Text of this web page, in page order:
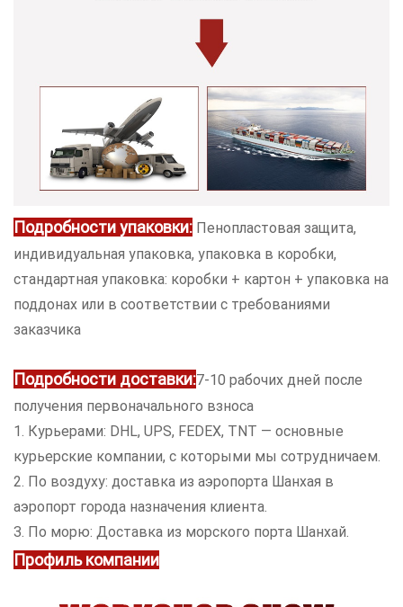
Подробности упаковки: Пенопластовая защита,
индивидуальная упаковка, упаковка в коробки,
стандартная упаковка: коробки + картон + упаковка на
поддонах или в соответствии с требованиями
заказчика
Подробности доставки:7-10 рабочих дней после
получения первоначального взноса
1. Курьерами: DHL, UPS, FEDEX, TNT — основные
курьерские компании, с которыми мы сотрудничаем.
2. По воздуху: доставка из аэропорта Шанхая в
аэропорт города назначения клиента.
3. По морю: Доставка из морского порта Шанхай.
Профиль компании